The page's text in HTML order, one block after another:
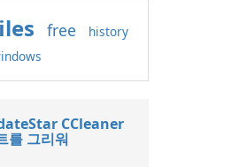
free
history
CCleaner
를 그리워